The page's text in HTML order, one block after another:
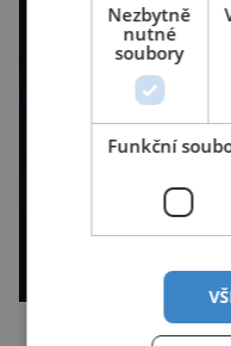
Nezbytně
nutné
soubory
Funkční